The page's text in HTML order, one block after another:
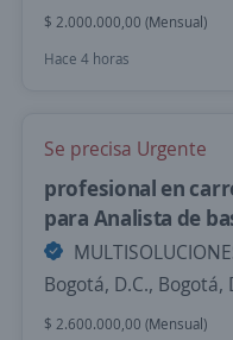
$ 2.000.000,00 (Mensual)
Hace 4 horas
Se precisa Urgente
profesional en
para Analista de
Bogotá, D.C., Bogotá,
$ 2.600.000,00 (Mensual)